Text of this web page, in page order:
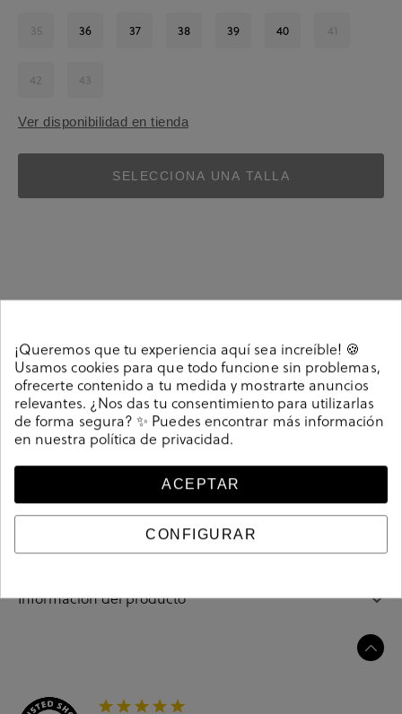
35 36 37 38 39 40 41
42 43
Ver disponibilidad en tienda
SELECCIONA UNA TALLA
Deportivos Hispanitas CHV253869 en multicolor. Cierre
con cordones. La plantilla es extraible. Hecho en
España.
Referencia213177
Guía de tallas
Ciudados y limpieza
Información del producto
¡Queremos que tu experiencia aquí sea increíble! 🍪
Usamos cookies para que todo funcione sin problemas,
ofrecerte contenido a tu medida y mostrarte anuncios
relevantes. ¿Nos das tu consentimiento para utilizarlas
de forma segura? ✨ Puedes encontrar más información
en nuestra política de privacidad.
ACEPTAR
CONFIGURAR